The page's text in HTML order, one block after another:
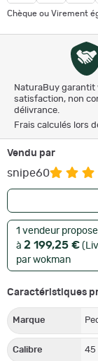
Chèque ou Virement
NaturaBuy garantit
satisfaction, non
délivrance.
Frais calculés lors
Vendu par
snipe60
1 vendeur
à 2 199,25 €
par wokman
Caractéristiques
Marque
Calibre 45